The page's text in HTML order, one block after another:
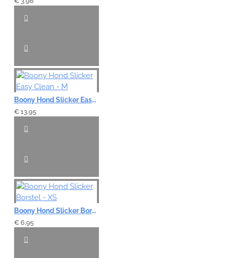
Boony Hond Slicker Easy Clean - M
€ 13,95
Boony Hond Slicker Borstel - XS
€ 6,95